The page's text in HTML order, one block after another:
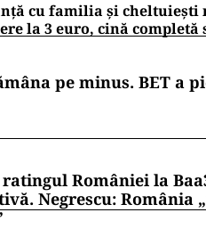
cu familia și
la 3 euro, cină completă
pe minus. BET a
ratingul României la
Negrescu: România